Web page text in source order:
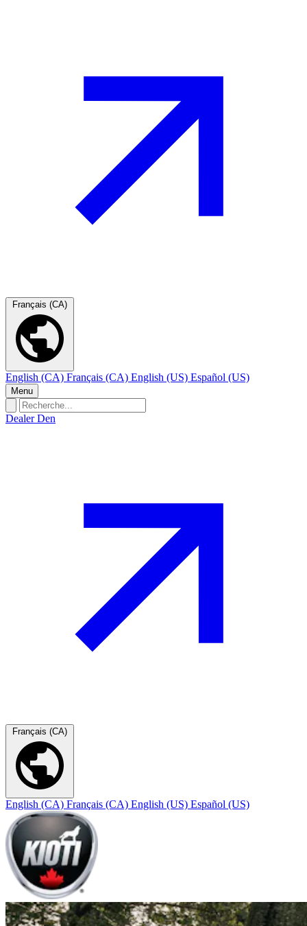
Français (CA)
English (CA) Français (CA) English (US) Español (US)
Menu
Dealer Den
Français (CA)
English (CA) Français (CA) English (US) Español (US)